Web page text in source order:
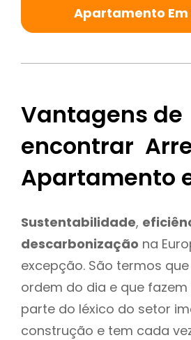
Apartamento Em
Vantagens de
encontrar
Apartamento
Sustentabilidade,
descarbonização na
excepção. São termos
ordem do dia e que
parte do léxico do setor
construção e tem cada